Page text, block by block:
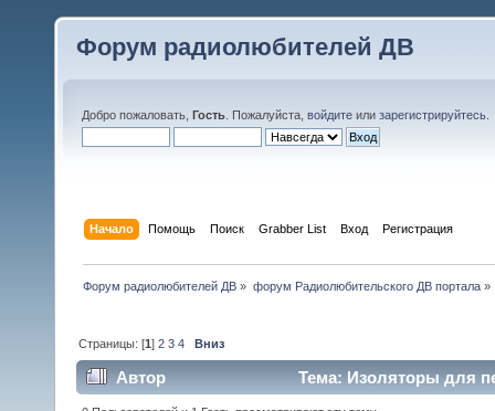
Форум радиолюбителей ДВ
Добро пожаловать, Гость . Пожалуйста, войдите или зарегистрируйтесь
Начало Помощь Поиск Grabber List Вход Регистрация
Форум радиолюбителей ДВ » форум Радиолюбительского ДВ портала»
Страницы: [1]2 3 4 Вниз
Автор Тема: Изоляторы для